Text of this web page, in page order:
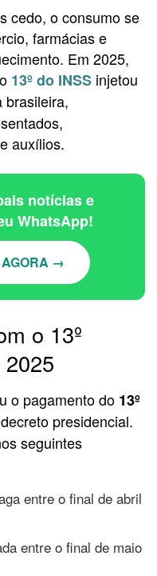
cedo, o consumo se
farmácias e
Em 2025,
13º do INSS injetou
brasileira,
auxílios.
notícias e
WhatsApp!
AGORA →
o 13º
o pagamento do 13º
presidencial.
seguintes
entre o final de abril
entre o final de maio